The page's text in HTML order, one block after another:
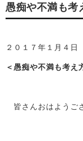
愚痴や不満も考
２０１７年１月４
＜愚痴や不満も考え
皆さんおはようご